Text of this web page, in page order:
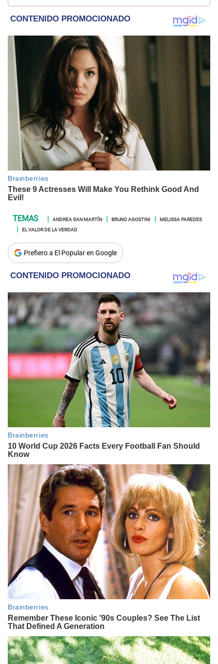
y espectáculos internacional.
ANDREA SAN MARTÍN BRUNO AGOSTINI
MELISSA PAREDES
EL VALOR DE LA VERDAD
Prefiero a El Popular en Google